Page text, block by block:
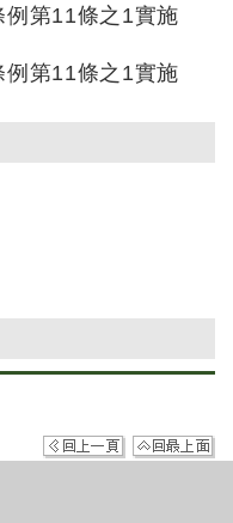
第11條之1實施
第11條之1實施